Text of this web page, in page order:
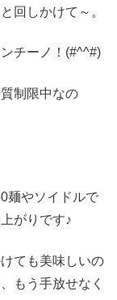
回しかけて～。
チーノ！(#^^#)
制限中なの
麺やソイドルで
がりです♪
ても美味しいの
もう手放せなく